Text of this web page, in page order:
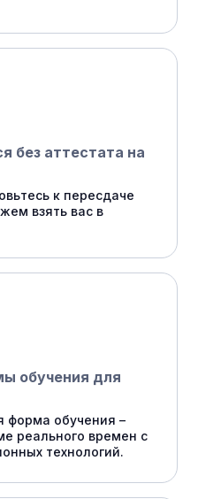
без аттестата на
к пересдаче
взять вас в
обучения для
форма обучения –
реального времен с
технологий.